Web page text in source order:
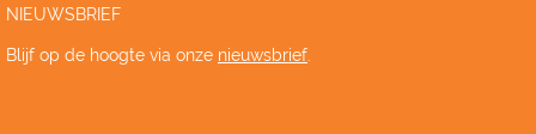
NIEUWSBRIEF
Blijf op de hoogte via onze nieuwsbrief